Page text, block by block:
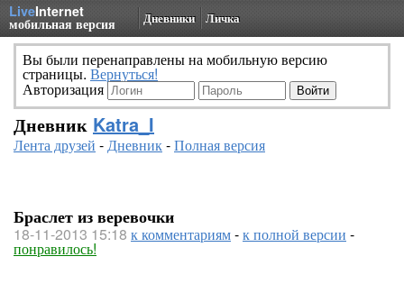
LiveInternet
мобильная версия Дневники Личка
Вы были перенаправлены на мобильную версию
страницы. Вернуться!
Авторизация
Дневник Katra_I
Лента друзей -Дневник-Полная версия
Браслет из веревочки
18-11-2013 15:18 к комментариям-к полной версии -
понравилось!